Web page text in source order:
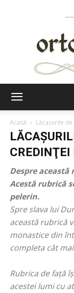
Acasă Lăcaşurile
Despre această
Acestă rubrică
pelerin.
Spre slava lui
această rubrică
monastice din
completa cât
Rubrica de față
acestei lumi cu